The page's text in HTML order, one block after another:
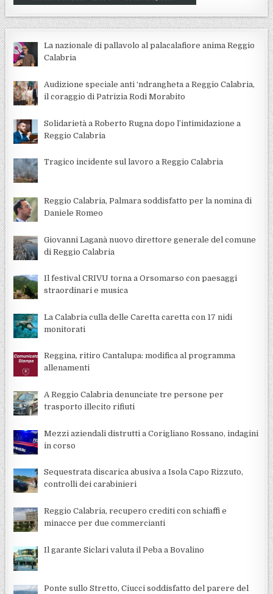
La nazionale di pallavolo al palacalafiore anima Reggio
Calabria
Audizione speciale anti ‘ndrangheta a Reggio Calabria,
il coraggio di Patrizia Rodi Morabito
Solidarietà a Roberto Rugna dopo l’intimidazione a
Reggio Calabria
Tragico incidente sul lavoro a Reggio Calabria
Reggio Calabria, Palmara soddisfatto per la nomina di
Daniele Romeo
Giovanni Laganà nuovo direttore generale del comune
di Reggio Calabria
Il festival CRIVU torna a Orsomarso con paesaggi
straordinari e musica
La Calabria culla delle Caretta caretta con 17 nidi
monitorati
Reggina, ritiro Cantalupa: modifica al programma
allenamenti
A Reggio Calabria denunciate tre persone per
trasporto illecito rifiuti
Mezzi aziendali distrutti a Corigliano Rossano, indagini
in corso
Sequestrata discarica abusiva a Isola Capo Rizzuto,
controlli dei carabinieri
Reggio Calabria, recupero crediti con schiaffi e
minacce per due commercianti
Il garante Siclari valuta il Peba a Bovalino
Ponte sullo Stretto, Ciucci soddisfatto del parere del